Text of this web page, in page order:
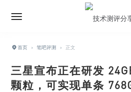
首页 › 笔吧评测 › 正文
三星宣布正在研发
颗粒，可实现单条